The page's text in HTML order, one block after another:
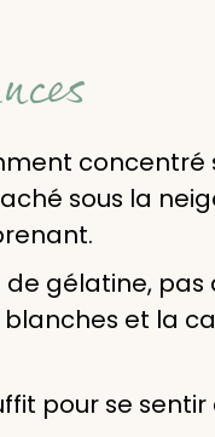
concentré
sous la
gélatine, pas
et la
pour se sentir